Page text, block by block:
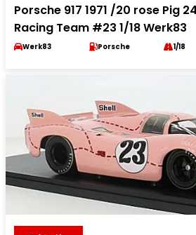
Porsche 917 1971 /20 rose Pig
Racing Team #23 1/18 Werk83
Werk83 Porsche 1/18